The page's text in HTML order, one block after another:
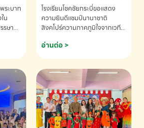
ระบาท
น
รษา
คณิตคิดเร็วนานาชาติ
ครั้งที่ 46 ประจำปี 2569
ณ ประเทศสิงคโปร์
โรงเรียนโชคชัยกระบี่ขอแสดง
ความยินดีแชมป์นานาชาติ
สิงคโปร์ความภาคภูมิใจจากเวที
ด.ช.พัทธนันท์ พรหมพันธ์ ชั้น
อนุบาล EP K3 โรงเรียนโชคชัย
แข่งขันคณิตศาสตร์และคณิตคิด
เร็วนานาชาติ ครั้งที่ 46 ประจำปี
2569 ณ ประเทศสิงคโปร์
INTERNATIONAL
MATHEMATICS AND
MENTAL ARITHMETIC
อ่านต่อ >